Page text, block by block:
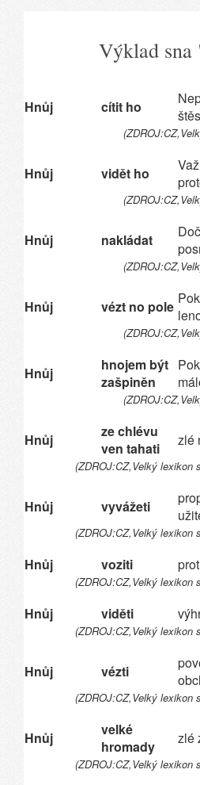
Výklad
Hnůj cítit ho
Hnůj vidět ho
Hnůj nakládat
Hnůj vézt no pole
Hnůj
hnojem být
zašpiněn
Hnůj
ze chlévu
ven tahati
zlé
(ZDROJ:CZ,Velký lexikon
Hnůj vyvážeti
(ZDROJ:CZ,Velký lexikon
Hnůj voziti
(ZDROJ:CZ,Velký lexikon
Hnůj viděti
(ZDROJ:CZ,Velký lexikon
Hnůj vézti
(ZDROJ:CZ,Velký lexikon
Hnůj
velké
hromady
zlé
(ZDROJ:CZ,Velký lexikon